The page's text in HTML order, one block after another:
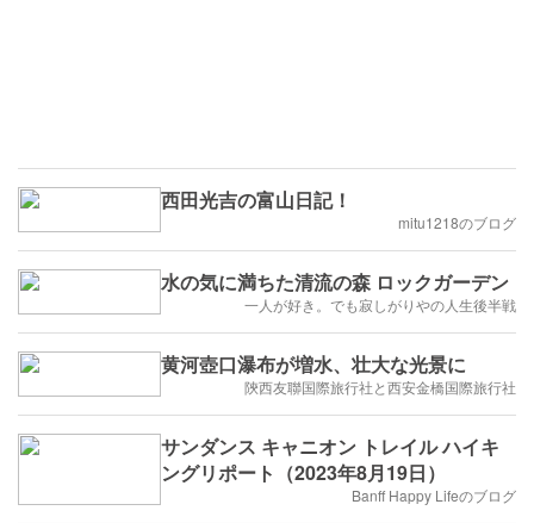
西田光吉の富山日記！
mitu1218のブログ
水の気に満ちた清流の森 ロックガーデン
一人が好き。でも寂しがりやの人生後半戦
黄河壺口瀑布が増水、壮大な光景に
陝西友聯国際旅行社と西安金橋国際旅行社
サンダンス キャニオン トレイル ハイキ
ングリポート（2023年8月19日）
Banff Happy Lifeのブログ